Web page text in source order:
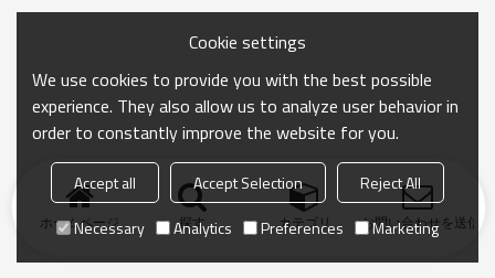
ホームページ 探す カテゴリ お問い合わせを送信
Cookie settings
We use cookies to provide you with the best possible
experience. They also allow us to analyze user behavior in
order to constantly improve the website for you.
Accept all Accept Selection
Reject All
Necessary
Analytics Preferences Marketing